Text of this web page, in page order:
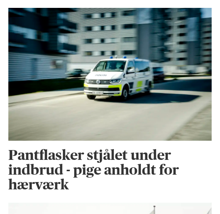
Pantflasker stjålet under
indbrud - pige anholdt for
hærværk